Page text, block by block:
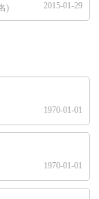
) 2015-01-29
1970-01-01
1970-01-01